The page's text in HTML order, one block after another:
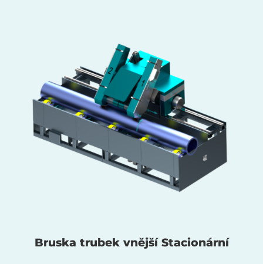
Bruska trubek vnější Stacionární